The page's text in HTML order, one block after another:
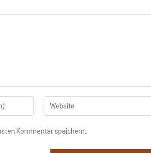
Kommentar speichern.